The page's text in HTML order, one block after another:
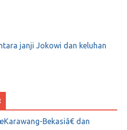
BUKAN OLEH FAKTA
janji Jokowi dan keluhan
Bekasiâ€ dan